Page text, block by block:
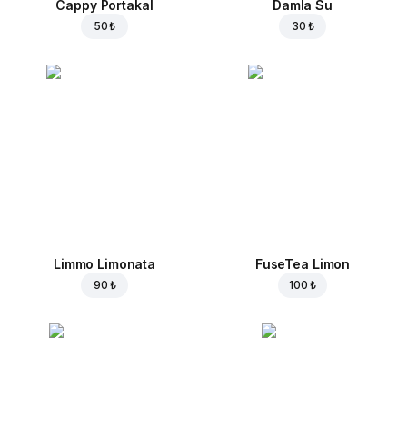
Cappy Portakal
50 ₺
Damla Su
30 ₺
Limmo Limonata
90 ₺
FuseTea Limon
100 ₺